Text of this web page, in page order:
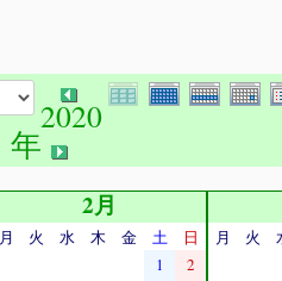
2020
年
2月
月 火 水 木 金 土
日
1
2
月 火